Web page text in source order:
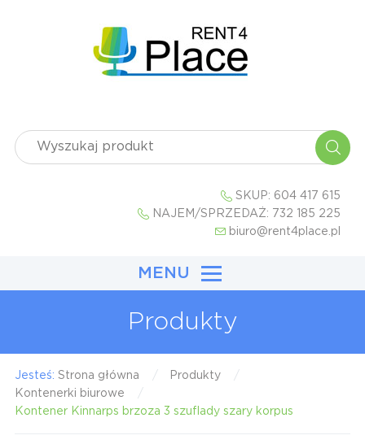
SKUP: 604 417 615
NAJEM/SPRZEDAŻ: 732 185 225
biuro@rent4place.pl
MENU
Produkty
Jesteś: Strona główna
Produkty
Kontenerki biurowe
Kontener Kinnarps brzoza 3 szuflady szary korpus